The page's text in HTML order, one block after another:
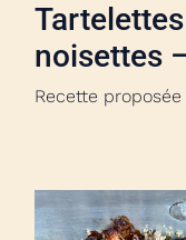
noisettes
Recette